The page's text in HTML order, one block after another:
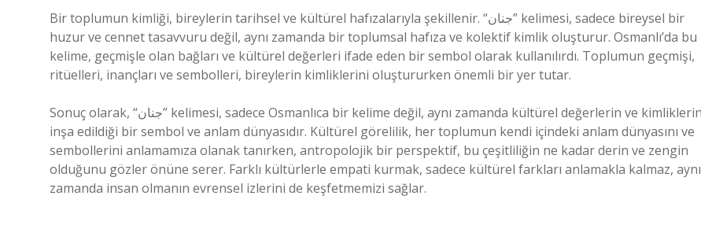
Bir toplumun kimliği, bireylerin tarihsel ve kültürel hafızalarıyla şekillenir. “جنان” kelimesi, sadece bireysel bir
huzur ve cennet tasavvuru değil, aynı zamanda bir toplumsal hafıza ve kolektif kimlik oluşturur. Osmanlı’da bu
kelime, geçmişle olan bağları ve kültürel değerleri ifade eden bir sembol olarak kullanılırdı. Toplumun geçmişi,
ritüelleri, inançları ve sembolleri, bireylerin kimliklerini oluştururken önemli bir yer tutar.
Sonuç olarak, “جنان” kelimesi, sadece Osmanlıca bir kelime değil, aynı zamanda kültürel değerlerin ve kimliklerin
inşa edildiği bir sembol ve anlam dünyasıdır. Kültürel görelilik, her toplumun kendi içindeki anlam dünyasını ve
sembollerini anlamamıza olanak tanırken, antropolojik bir perspektif, bu çeşitliliğin ne kadar derin ve zengin
olduğunu gözler önüne serer. Farklı kültürlerle empati kurmak, sadece kültürel farkları anlamakla kalmaz, aynı
zamanda insan olmanın evrensel izlerini de keşfetmemizi sağlar.